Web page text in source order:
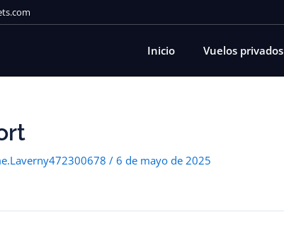
Inicio Vuelos privados
/ 6 de mayo de 2025